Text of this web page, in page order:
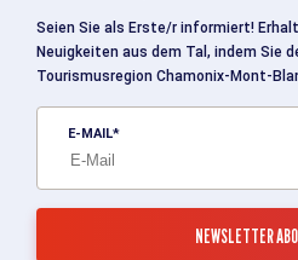
Seien Sie als Erste/r informiert!
Neuigkeiten aus dem Tal, indem Sie
Tourismusregion Chamonix-Mont-
E-MAIL